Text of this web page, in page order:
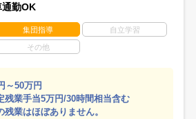
通勤OK
集団指導 自立学習
その他
～50万円
残業手当5万円/30時間相当含む
業はほぼありません。